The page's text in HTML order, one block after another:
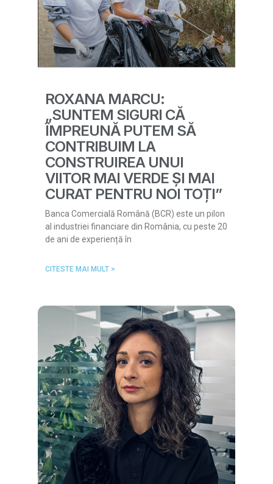
ROXANA MARCU:
„SUNTEM SIGURI CĂ
ÎMPREUNĂ PUTEM SĂ
CONTRIBUIM LA
CONSTRUIREA UNUI
VIITOR MAI VERDE ȘI MAI
CURAT PENTRU NOI TOȚI”
Banca Comercială Română (BCR) este un pilon
al industriei financiare din România, cu peste 20
de ani de experiență în
CITESTE MAI MULT >